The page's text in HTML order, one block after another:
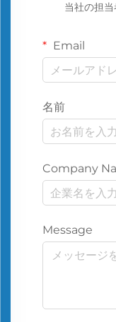
当社の担当
Email
名前
Company
Message